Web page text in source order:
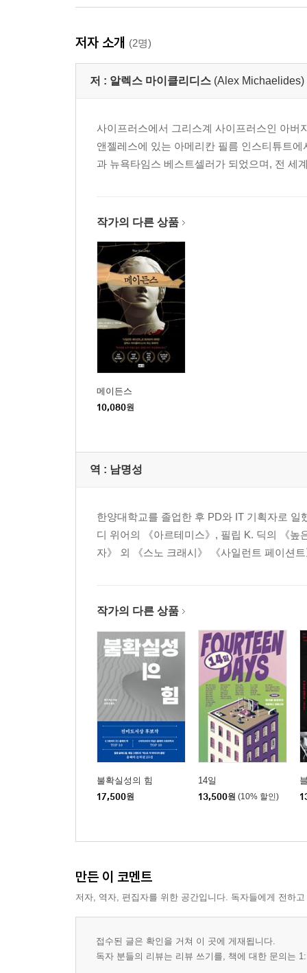
저자 소개 (2명)
저 : 알렉스 마이클리디스 (Alex Michaelides)
사이프러스에서 그리스계 사이프러스인 아버
앤젤레스에 있는 아메리칸 필름 인스티튜트
과 뉴욕타임스 베스트셀러가 되었으며, 전 세
작가의 다른 상품
메이든스
10,080원
역 : 남명성
한양대학교를 졸업한 후 PD와 IT 기획자로
디 위어의 《아르테미스》, 필립 K. 딕의 《
자》 외 《스노 크래시》 《사일런트 페이션
작가의 다른 상품
불확실성의 힘
17,500원
14일
13,500원 (10% 할인)
만든 이 코멘트
저자, 역자, 편집자를 위한 공간입니다. 독자들에게 전하
접수된 글은 확인을 거쳐 이 곳에 게재됩니다.
독자 분들의 리뷰는 리뷰 쓰기를, 책에 대한 문의는